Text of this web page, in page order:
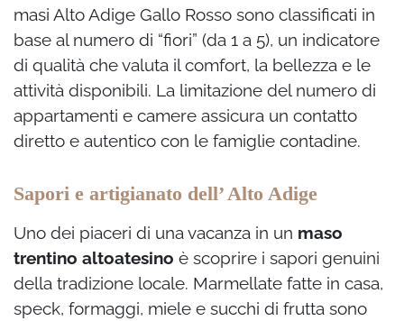
masi Alto Adige Gallo Rosso sono classificati in
base al numero di “fiori” (da 1 a 5), un indicatore
di qualità che valuta il comfort, la bellezza e le
attività disponibili. La limitazione del numero di
appartamenti e camere assicura un contatto
diretto e autentico con le famiglie contadine.
Sapori e artigianato dell’ Alto Adige
Uno dei piaceri di una vacanza in un maso
trentino altoatesino è scoprire i sapori genuini
della tradizione locale. Marmellate fatte in casa,
speck, formaggi, miele e succhi di frutta sono